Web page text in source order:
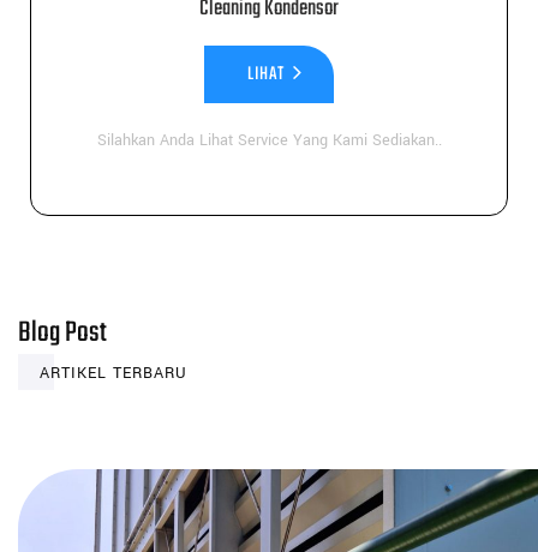
Cleaning Kondensor
LIHAT
Silahkan Anda Lihat Service Yang Kami Sediakan..
Blog Post
ARTIKEL TERBARU